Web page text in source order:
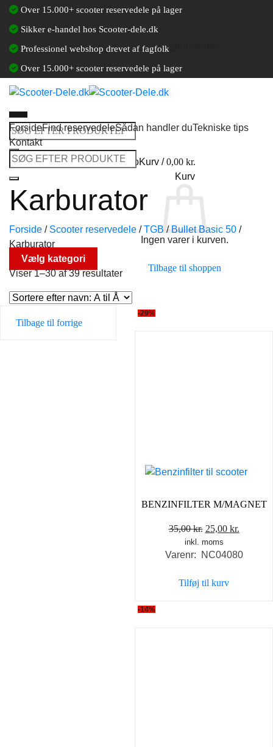
Fortsæt
indhold
Over 15.000+ scooter reservedele på lager
Sikker e-handel hos Scooter-dele.dk
Professionel webshop drevet af fagfolk
Over 15.000+ scooter reservedele på lager
Søg
efter:
Log ind / Opret en kundekontoKurv /0,00 kr.
Kurv
Ingen varer i kurven.
Tilbage til shoppen
ForsideFind reservedeleSådan handler duTekniske tips
Kontakt
Søg
efter:
Karburator
Forside / Scooter reservedele / TGB / Bullet Basic 50 /
Karburator
Vælg kategori
Viser 1–30 af 39 resultater
Tilbage til forrige
-29%
BENZINFILTER M/MAGNET
35,00kr. Den
oprindelige
pris
35,00 kr..
25,00 kr.
pris
inkl. moms
Varenr: NC04080
Tilføj til kurv
-14%